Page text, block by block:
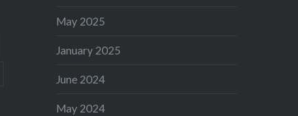
May 2025
January 2025
June 2024
May 2024